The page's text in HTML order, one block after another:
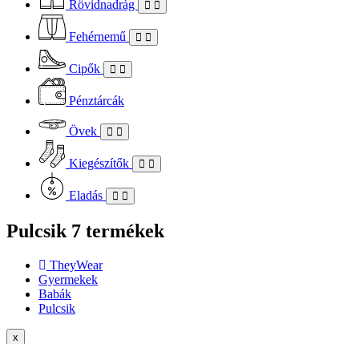
Rövidnadrág
Fehérnemű
Cipők
Pénztárcák
Övek
Kiegészítők
Eladás
Pulcsik 7 termékek
TheyWear
Gyermekek
Babák
Pulcsik
x